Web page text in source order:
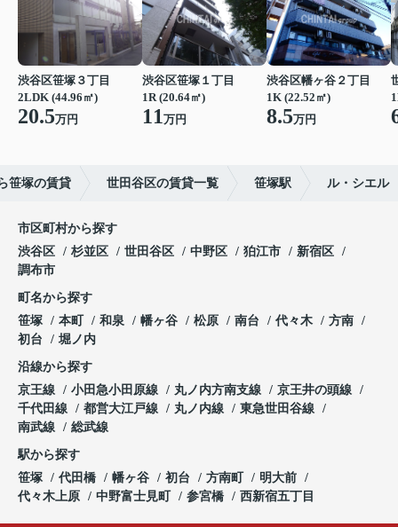
渋谷区笹塚３丁目
2LDK (44.96㎡)
20.5万円
渋谷区笹塚１丁目
1R (20.64㎡)
11万円
渋谷区幡ヶ谷２丁目
1K (22.52㎡)
8.5万円
笹塚の賃貸 世田谷区の賃貸一覧 笹塚駅 ル・シエル
市区町村から探す
渋谷区
杉並区 世田谷区 中野区 狛江市
新宿区
調布市
町名から探す
笹塚
本町 和泉 幡ヶ谷 松原 南台 代々木
方南
初台
堀ノ内
沿線から探す
京王線
小田急小田原線 丸ノ内方南支線
京王井の頭線
千代田線
都営大江戸線 丸ノ内線
東急世田谷線
南武線
総武線
駅から探す
笹塚
代田橋 幡ヶ谷 初台 方南町
明大前
代々木上原
中野富士見町 参宮橋 西新宿五丁目